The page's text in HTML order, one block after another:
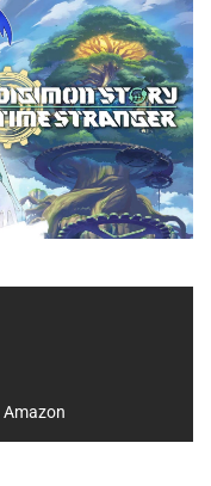
Amazon